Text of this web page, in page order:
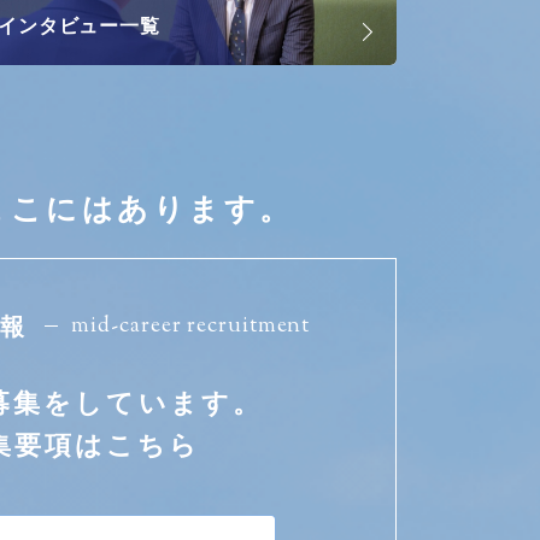
ンタビュー一覧
にはあります。
mid-career recruitment
集をしています。
要項はこちら